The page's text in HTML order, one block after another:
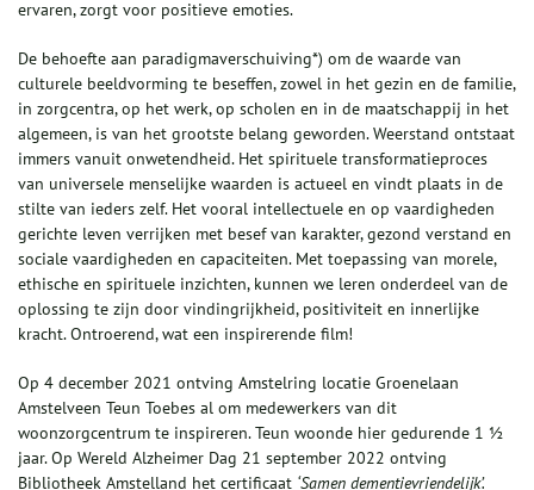
ervaren, zorgt voor positieve emoties.
De behoefte aan paradigmaverschuiving*) om de waarde van
culturele beeldvorming te beseffen, zowel in het gezin en de familie,
in zorgcentra, op het werk, op scholen en in de maatschappij in het
algemeen, is van het grootste belang geworden. Weerstand ontstaat
immers vanuit onwetendheid. Het spirituele transformatieproces
van universele menselijke waarden is actueel en vindt plaats in de
stilte van ieders zelf. Het vooral intellectuele en op vaardigheden
gerichte leven verrijken met besef van karakter, gezond verstand en
sociale vaardigheden en capaciteiten. Met toepassing van morele,
ethische en spirituele inzichten, kunnen we leren onderdeel van de
oplossing te zijn door vindingrijkheid, positiviteit en innerlijke
kracht. Ontroerend, wat een inspirerende film!
Op 4 december 2021 ontving Amstelring locatie Groenelaan
Amstelveen Teun Toebes al om medewerkers van dit
woonzorgcentrum te inspireren. Teun woonde hier gedurende 1 ½
jaar. Op Wereld Alzheimer Dag 21 september 2022 ontving
Bibliotheek Amstelland het certificaat ‘Samen dementievriendelijk’.